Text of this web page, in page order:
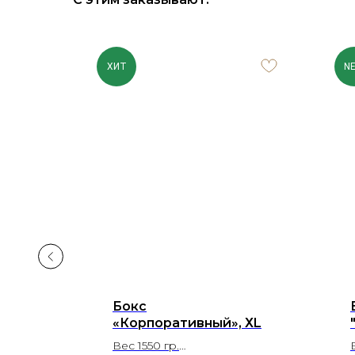
ХИТ
Бокс
«Корпоративный», ХL
Вес 1550 гр.